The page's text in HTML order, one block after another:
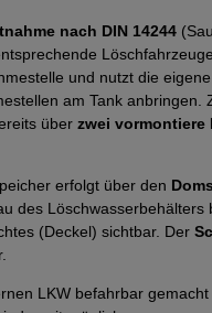
nach DIN 14244
und nutzt die
am Tank
über zwei vormontiere
erfolgt über den
des
(Deckel) sichtbar. Der
LKW befahrbar